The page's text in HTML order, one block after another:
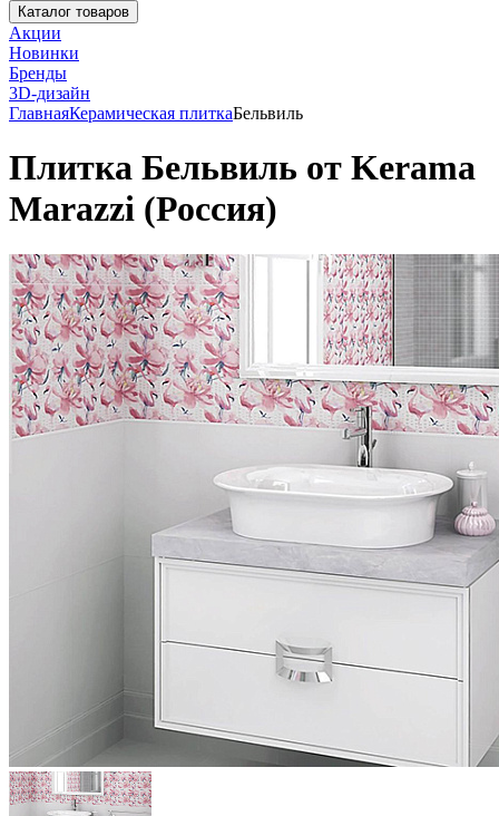
Каталог товаров
Акции
Новинки
Бренды
3D-дизайн
ГлавнаяКерамическая плиткаБельвиль
Плитка Бельвиль от Kerama
Marazzi (Россия)